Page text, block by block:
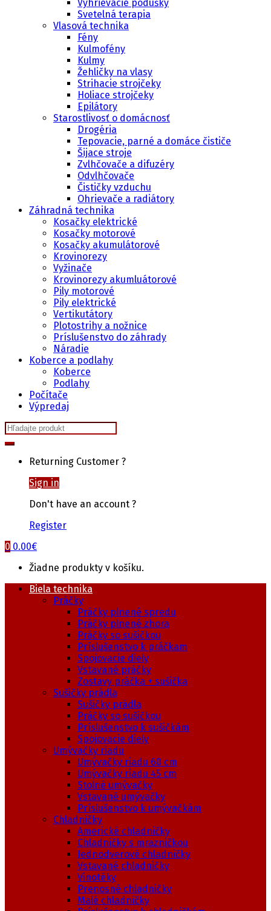
Vyhrievacie podušky
Svetelná terapia
Vlasová technika
Fény
Kulmofény
Kulmy
Žehličky na vlasy
Strihacie strojčeky
Holiace strojčeky
Epilátory
Starostlivosť o domácnosť
Drogéria
Tepovacie, parné a domáce čističe
Šijace stroje
Zvlhčovače a difuzéry
Odvlhčovače
Čističky vzduchu
Ohrievače a radiátory
Záhradná technika
Kosačky elektrické
Kosačky motorové
Kosačky akumulátorové
Krovinorezy
Vyžinače
Krovinorezy akumluátorové
Pily motorové
Pily elektrické
Vertikutátory
Plotostrihy a nožnice
Príslušenstvo do záhrady
Náradie
Koberce a podlahy
Koberce
Podlahy
Počítače
Výpredaj
Search
for:
Returning Customer ?
Sign in
Don't have an account ?
Register
0 0.00€
Žiadne produkty v košíku.
Biela technika
Práčky
Práčky plnené spredu
Práčky plnené zhora
Práčky so sušičkou
Príslušenstvo k práčkam
Spojovacie diely
Vstavané práčky
Zostavy práčka + sušička
Sušičky prádla
Sušičky prádla
Práčky so sušičkou
Príslušenstvo k sušičkám
Spojovacie diely
Umývačky riadu
Umývačky riadu 60 cm
Umývačky riadu 45 cm
Stolné umývačky
Vstavané umývačky
Príslušenstvo k umývačkám
Chladničky
Americké chladničky
Chladničky s mrazničkou
Jednodverové chladničky
Vstavané chladničky
Vinotéky
Prenosné chladničky
Malé chladničky